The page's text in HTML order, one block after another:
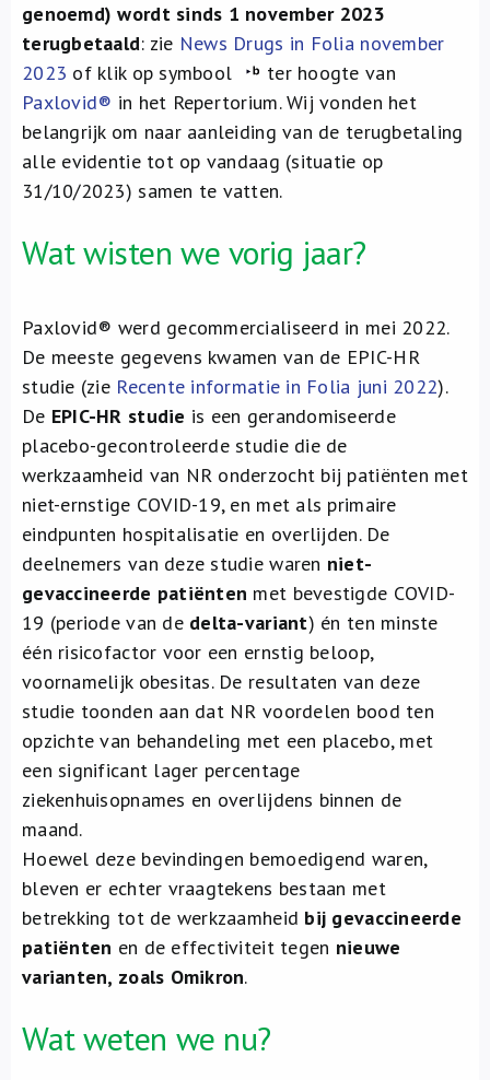
genoemd) wordt sinds 1 november 2023
terugbetaald: zie News Drugs in Folia november
2023 of klik op symbool
ter hoogte van
Paxlovid® in het Repertorium. Wij vonden het
belangrijk om naar aanleiding van de terugbetaling
alle evidentie tot op vandaag (situatie op
31/10/2023) samen te vatten.
Wat wisten we vorig jaar?
Paxlovid® werd gecommercialiseerd in mei 2022.
De meeste gegevens kwamen van de EPIC-HR
studie (zie Recente informatie in Folia juni 2022).
De EPIC-HR studie is een gerandomiseerde
placebo-gecontroleerde studie die de
werkzaamheid van NR onderzocht bij patiënten met
niet-ernstige COVID-19, en met als primaire
eindpunten hospitalisatie en overlijden. De
deelnemers van deze studie waren niet-
gevaccineerde patiënten met bevestigde COVID-
19 (periode van dedelta-variant) én ten minste
één risicofactor voor een ernstig beloop,
voornamelijk obesitas. De resultaten van deze
studie toonden aan dat NR voordelen bood ten
opzichte van behandeling met een placebo, met
een significant lager percentage
ziekenhuisopnames en overlijdens binnen de
maand.
Hoewel deze bevindingen bemoedigend waren,
bleven er echter vraagtekens bestaan met
betrekking tot de werkzaamheid bij gevaccineerde
patiënten en de effectiviteit tegen nieuwe
varianten, zoals Omikron.
Wat weten we nu?